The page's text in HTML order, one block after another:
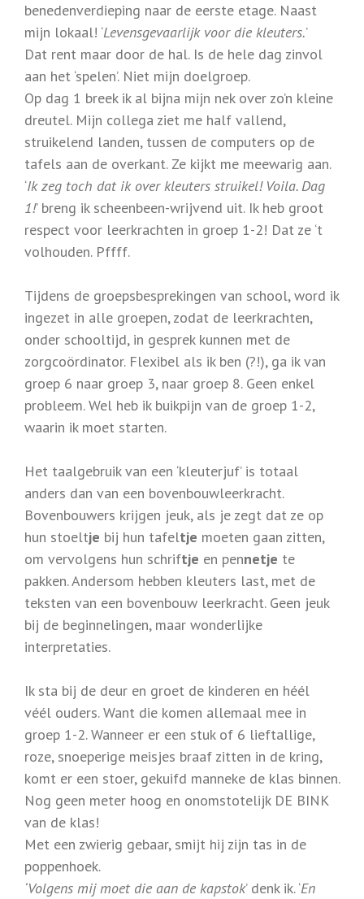
benedenverdieping naar de eerste etage. Naast
mijn lokaal! ‘Levensgevaarlijk voor die kleuters.’
Dat rent maar door de hal. Is de hele dag zinvol
aan het ‘spelen’. Niet mijn doelgroep.
Op dag 1 breek ik al bijna mijn nek over zo’n kleine
dreutel. Mijn collega ziet me half vallend,
struikelend landen, tussen de computers op de
tafels aan de overkant. Ze kijkt me meewarig aan.
‘Ik zeg toch dat ik over kleuters struikel! Voila. Dag
1!’ breng ik scheenbeen-wrijvend uit. Ik heb groot
respect voor leerkrachten in groep 1-2! Dat ze ‘t
volhouden. Pffff.
Tijdens de groepsbesprekingen van school, word ik
ingezet in alle groepen, zodat de leerkrachten,
onder schooltijd, in gesprek kunnen met de
zorgcoördinator. Flexibel als ik ben (?!), ga ik van
groep 6 naar groep 3, naar groep 8. Geen enkel
probleem. Wel heb ik buikpijn van de groep 1-2,
waarin ik moet starten.
Het taalgebruik van een ‘kleuterjuf’ is totaal
anders dan van een bovenbouwleerkracht.
Bovenbouwers krijgen jeuk, als je zegt dat ze op
hun stoeltje bij hun tafeltje moeten gaan zitten,
om vervolgens hun schriftje en pennetje te
pakken. Andersom hebben kleuters last, met de
teksten van een bovenbouw leerkracht. Geen jeuk
bij de beginnelingen, maar wonderlijke
interpretaties.
Ik sta bij de deur en groet de kinderen en héél
véél ouders. Want die komen allemaal mee in
groep 1-2. Wanneer er een stuk of 6 lieftallige,
roze, snoeperige meisjes braaf zitten in de kring,
komt er een stoer, gekuifd manneke de klas binnen.
Nog geen meter hoog en onomstotelijk DE BINK
van de klas!
Met een zwierig gebaar, smijt hij zijn tas in de
poppenhoek.
‘Volgens mij moet die aan de kapstok’ denk ik. ‘En